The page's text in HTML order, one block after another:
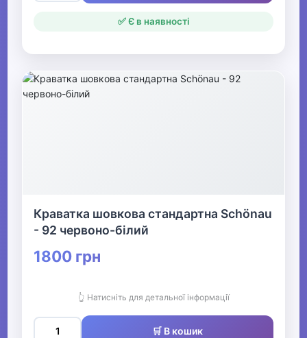
✅ Є в наявності
Краватка шовкова стандартна Schönau
- 92 червоно-білий
1800 грн
👆 Натисніть для детальної інформації
🛒 В кошик